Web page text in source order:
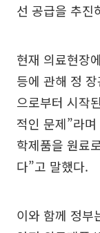
선 공급을 추진
현재 의료현장
등에 관해 정
으로부터 시작
적인 문제”라
학제품을 원료
다”고 말했다.
이와 함께 정부